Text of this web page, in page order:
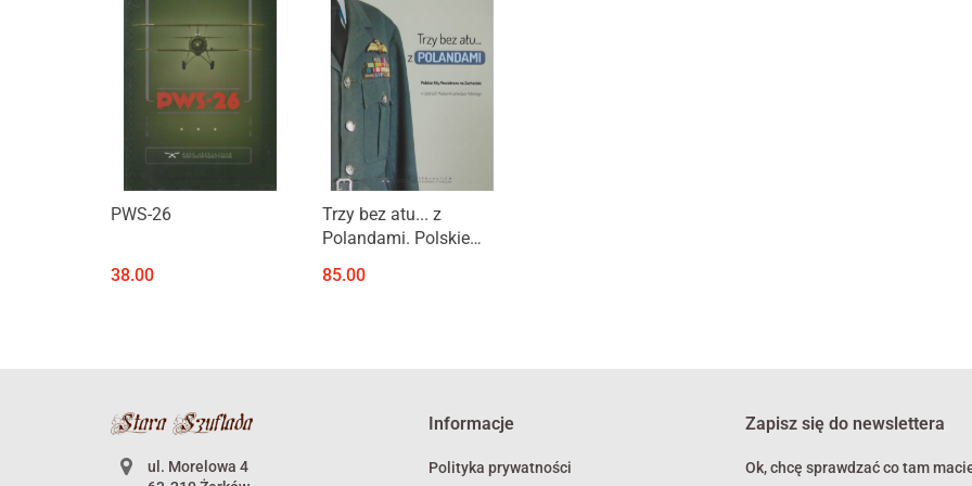
Produkt niedostępny
PWS-26
38.00
Produkt niedostępny
Trzy bez atu... z
Polandami. Polskie
Zachodzie w zbiorach
85.00
ul. Morelowa 4
Informacje
Polityka prywatności
Zapisz się do newslettera
Ok, chcę sprawdzać co tam